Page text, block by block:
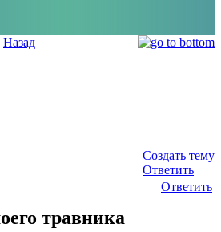
Назад
Создать тему
Ответить
Ответить
травника